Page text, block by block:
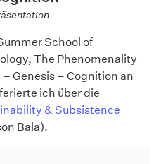
School of
The Phenomenality
Genesis – Cognition an
ich über die
& Subsistence
Bala).